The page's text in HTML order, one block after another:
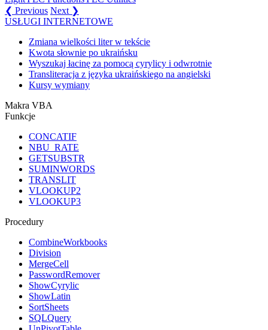
❮ Previous Next ❯
USŁUGI INTERNETOWE
Zmiana wielkości liter w tekście
Kwota słownie po ukraińsku
Wyszukaj łacinę za pomocą cyrylicy i odwrotnie
Transliteracja z języka ukraińskiego na angielski
Kursy wymiany
Makra VBA
Funkcje
CONCATIF
NBU_RATE
GETSUBSTR
SUMINWORDS
TRANSLIT
VLOOKUP2
VLOOKUP3
Procedury
CombineWorkbooks
Division
MergeCell
PasswordRemover
ShowCyrylic
ShowLatin
SortSheets
SQLQuery